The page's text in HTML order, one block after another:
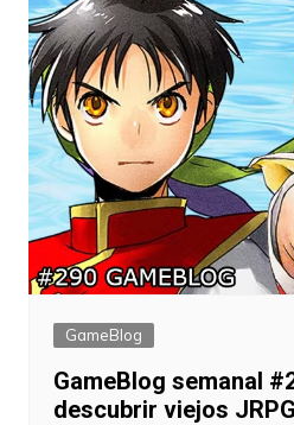
GameBlog
GameBlog semanal
descubrir viejos JRPG